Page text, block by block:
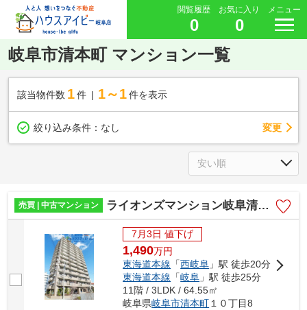
閲覧履歴
0
お気に入り
0
メニュー
岐阜市清本町 マンション一覧
該当物件数 1件 1～1 件を表示
絞り込み条件： なし 変更
売買 | 中古マンション ライオンズマンション岐阜清本町！11階につき眺望日当り良好♪フルリノベーション済み！西岐阜駅19分！
7月3日 値下げ
1,490万円
東海道本線 「西岐阜 」駅 徒歩20分
東海道本線 「岐阜 」駅 徒歩25分
11階 / 3LDK / 64.55㎡
岐阜県岐阜市清本町１０丁目8